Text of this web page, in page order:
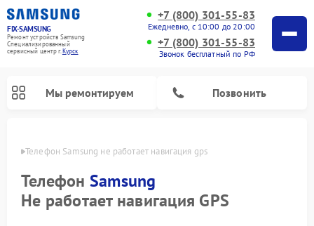
FIX-SAMSUNG
Ремонт устройств Samsung
Специализированный
cервисный центр г.Курск
+7 (800) 301-55-83
Ежедневно, с 10:00 до 20:00
+7 (800) 301-55-83
Звонок бесплатный по РФ
Мы ремонтируем Позвонить
Телефон Samsung не работает навигация gps
Телефон Samsung
Не работает навигация GPS